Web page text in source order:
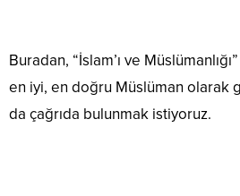
Buradan, “İslam’ı ve
en iyi, en doğru Müslüman olarak
da çağrıda bulunmak istiyoruz.